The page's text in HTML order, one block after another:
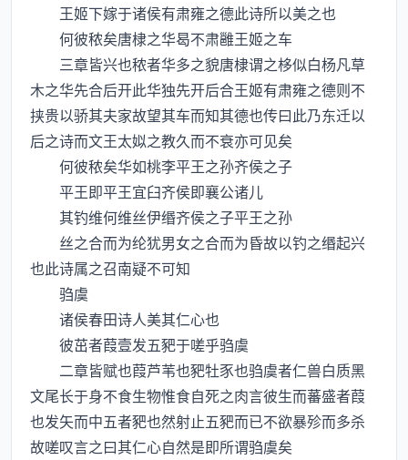
王姬下嫁于诸侯有肃雍之德此诗所以美之也
何彼秾矣唐棣之华曷不肃雝王姬之车
三章皆兴也秾者华多之貌唐棣谓之栘似白杨凡草
木之华先合后开此华独先开后合王姬有肃雍之德则不
挟贵以骄其夫家故望其车而知其德也传曰此乃东迁以
后之诗而文王太姒之教久而不衰亦可见矣
何彼秾矣华如桃李平王之孙齐侯之子
平王即平王宜臼齐侯即襄公诸儿
其钓维何维丝伊缗齐侯之子平王之孙
丝之合而为纶犹男女之合而为昏故以钓之缗起兴
也此诗属之召南疑不可知
驺虞
诸侯春田诗人美其仁心也
彼茁者葭壹发五豝于嗟乎驺虞
二章皆赋也葭芦苇也豝牡豕也驺虞者仁兽白质黑
文尾长于身不食生物惟食自死之肉言彼生而蕃盛者葭
也发矢而中五者豝也然射止五豝而已不欲暴殄而多杀
故嗟叹言之曰其仁心自然是即所谓驺虞矣